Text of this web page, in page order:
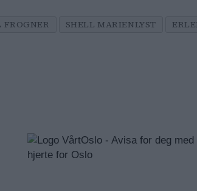
FROGNER SHELL MARIENLYST